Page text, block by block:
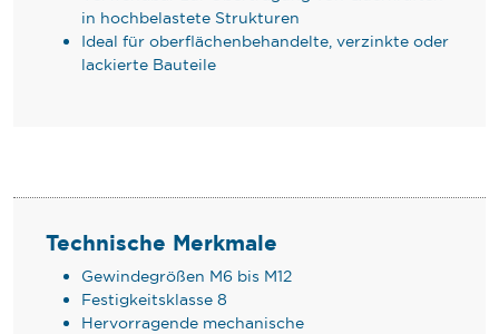
in hochbelastete Strukturen
Ideal für oberflächenbehandelte, verzinkte oder
lackierte Bauteile
Technische Merkmale
Gewindegrößen M6 bis M12
Festigkeitsklasse 8
Hervorragende mechanische